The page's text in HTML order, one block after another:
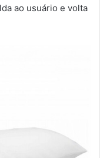
ao usuário e volta